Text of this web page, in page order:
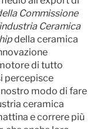
Commissione
Ceramica
della ceramica
di tutto
percepisce
modo di fare
ceramica
e correre più